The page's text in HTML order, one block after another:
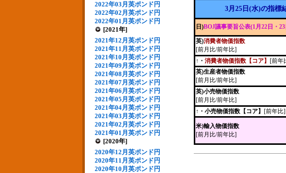
2022年03月英ポンド円
2022年02月英ポンド円
2022年01月英ポンド円
[2021年]
2021年12月英ポンド円
2021年11月英ポンド円
2021年10月英ポンド円
2021年09月英ポンド円
2021年08月英ポンド円
2021年07月英ポンド円
2021年06月英ポンド円
2021年05月英ポンド円
2021年04月英ポンド円
2021年03月英ポンド円
2021年02月英ポンド円
2021年01月英ポンド円
[2020年]
2020年12月英ポンド円
2020年11月英ポンド円
2020年10月英ポンド円
3月25日(水)の指標
日)BOJ議事要旨公表(1月22日・
英)消費者物価指数
[前月比/前年比]
↑・ 消費者物価指数【コア】 [前年
英)生産者物価指数
[前月比/前年比]
英)小売物価指数
[前月比/前年比]
↑・小売物価指数【コア】 [前年比]
米)輸入物価指数
[前月比/前年比]